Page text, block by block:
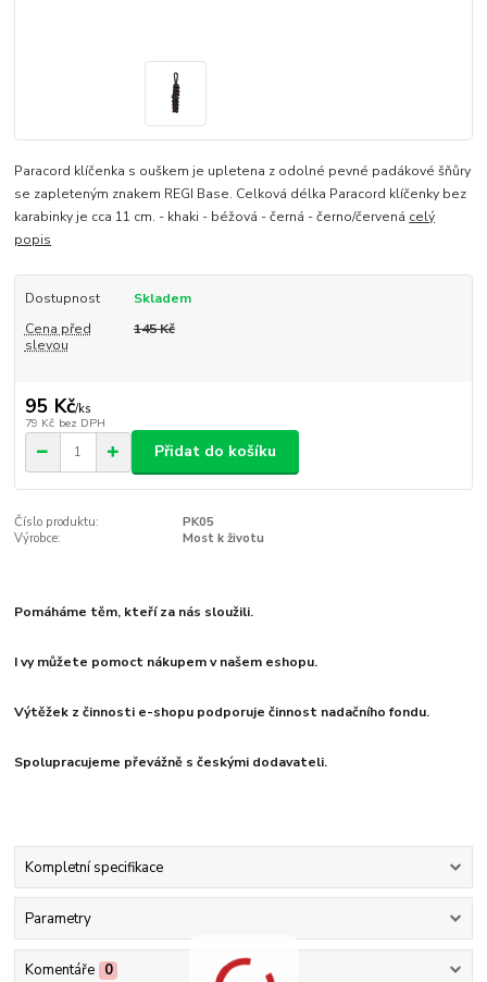
Paracord klíčenka s ouškem je upletena z odolné pevné padákové šňůry
se zapleteným znakem REGI Base. Celková délka Paracord klíčenky bez
karabinky je cca 11 cm. - khaki - béžová - černá - černo/červená celý
popis
Dostupnost
Skladem
Cena před
slevou
145 Kč
95 Kč/ks
79 Kč bez DPH
Přidat do košíku
Číslo produktu:
PK05
Výrobce:
Most k životu
Pomáháme těm, kteří za nás sloužili.
I vy můžete pomoct nákupem v našem eshopu.
Výtěžek z činnosti e-shopu podporuje činnost nadačního fondu.
Spolupracujeme převážně s českými dodavateli.
Kompletní specifikace
Parametry
Komentáře 0